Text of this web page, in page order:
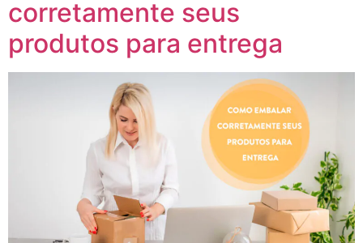
corretamente seus
produtos para entrega